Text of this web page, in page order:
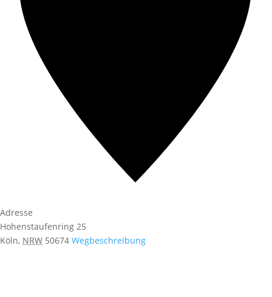
Adresse
Hohenstaufenring 25
Köln, NRW 50674 Wegbeschreibung